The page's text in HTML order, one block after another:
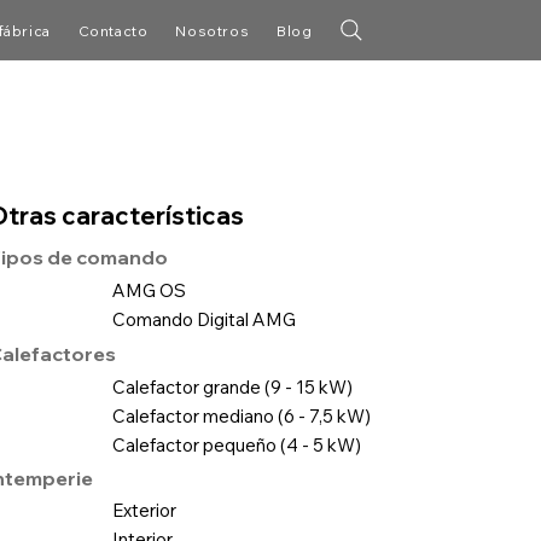
Contacto Nosotros Blog
características
de comando
AMG OS
Comando Digital AMG
Calefactor grande (9 - 15 kW)
Calefactor mediano (6 - 7,5 kW)
Calefactor pequeño (4 - 5 kW)
Exterior